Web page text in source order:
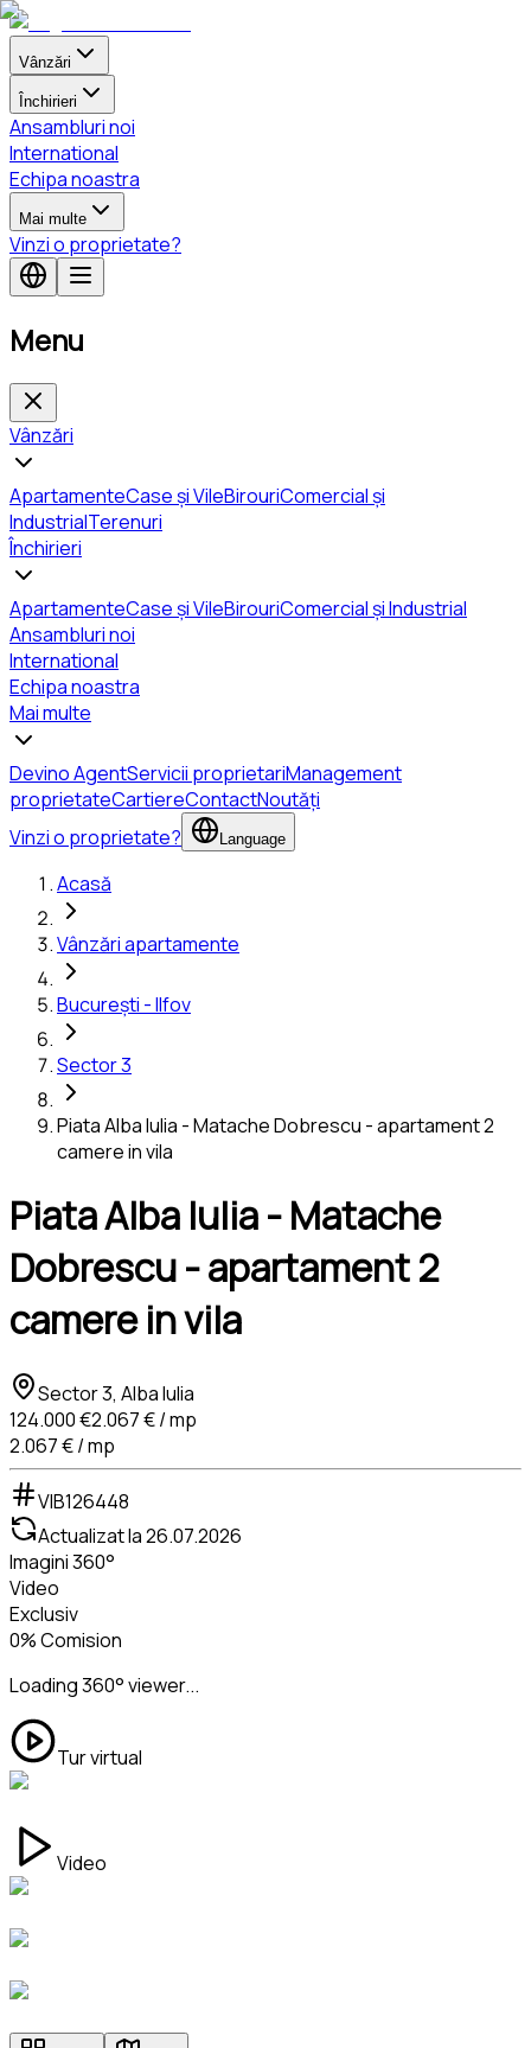
Vânzări
Închirieri
Ansambluri noi
International
Echipa noastra
Mai multe
Vinzi o proprietate?
Menu
Vânzări
ApartamenteCase și VileBirouriComercial și
IndustrialTerenuri
Închirieri
ApartamenteCase și VileBirouriComercial și Industrial
Ansambluri noi
International
Echipa noastra
Mai multe
Devino AgentServicii proprietariManagement
proprietateCartiereContactNoutăți
Vinzi o proprietate?
Language
Acasă
Vânzări apartamente
București - Ilfov
Sector 3
Piata Alba Iulia - Matache Dobrescu - apartament 2
camere in vila
Piata Alba Iulia - Matache
Dobrescu - apartament 2
camere in vila
Sector 3, Alba Iulia
124.000 €2.067 € / mp
2.067 € / mp
VIB126448
Actualizat la26.07.2026
Imagini 360°
Video
Exclusiv
0% Comision
Loading 360° viewer...
Tur virtual
Video